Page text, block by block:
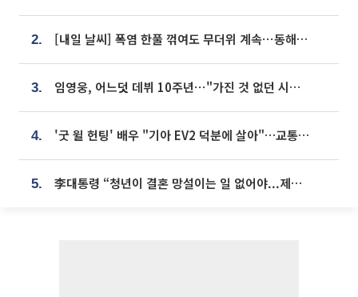
2. [내일 날씨] 폭염 한풀 꺾여도 무더위 계속⋯동해안 이틀 연속 비
3. 임영웅, 어느덧 데뷔 10주년⋯"가진 것 없던 시절, 내 앞엔 20명의 팬뿐"
4. '굿 윌 헌팅' 배우 "기아 EV2 덕분에 살아"…교통사고 후 안전성 극찬
5. 李대통령 “청년이 결혼 망설이는 일 없어야...제도상 불이익 조사”